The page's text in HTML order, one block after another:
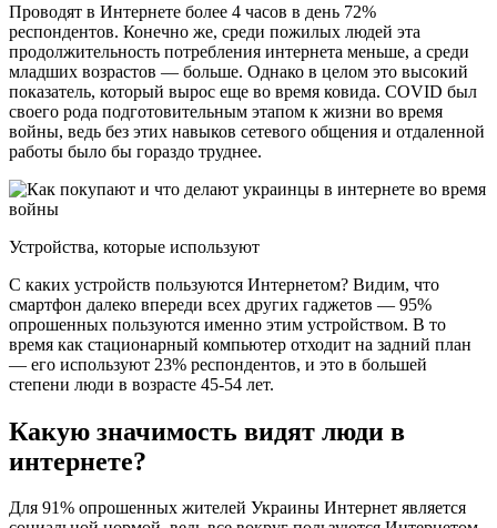
Проводят в Интернете более 4 часов в день 72%
респондентов. Конечно же, среди пожилых людей эта
продолжительность потребления интернета меньше, а среди
младших возрастов — больше. Однако в целом это высокий
показатель, который вырос еще во время ковида. COVID был
своего рода подготовительным этапом к жизни во время
войны, ведь без этих навыков сетевого общения и отдаленной
работы было бы гораздо труднее.
Устройства, которые используют
С каких устройств пользуются Интернетом? Видим, что
смартфон далеко впереди всех других гаджетов — 95%
опрошенных пользуются именно этим устройством. В то
время как стационарный компьютер отходит на задний план
— его используют 23% респондентов, и это в большей
степени люди в возрасте 45-54 лет.
Какую значимость видят люди в
интернете?
Для 91% опрошенных жителей Украины Интернет является